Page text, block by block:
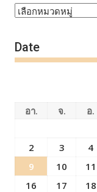
หัวข้อ
Date
อา. จ. อ.
2
3 4
9
10 11
16
17 18